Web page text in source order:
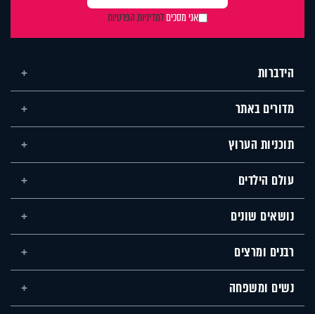
אני מסכיםלמדיניות הפרטיות
הידברות
מדורים באתר
תוכניות הערוץ
עולם הילדים
נושאים שונים
רבנים ומרצים
נשים ומשפחה